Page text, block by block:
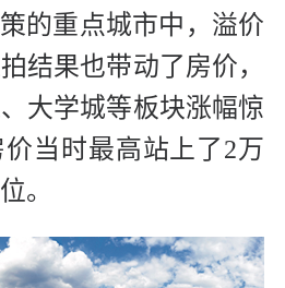
的重点城市中，溢价
结果也带动了房价，
大学城等板块涨幅惊
当时最高站上了2万
。